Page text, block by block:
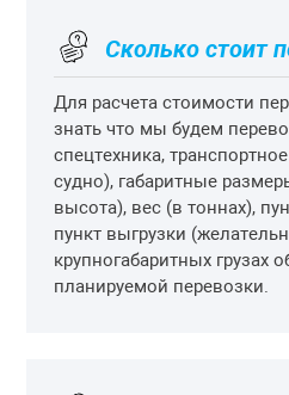
Сколько стоит
Для расчета стоимости
знать что мы будем
спецтехника,
судно), габаритные
высота), вес (в тоннах),
пункт выгрузки
крупногабаритных грузах
планируемой перевозки.